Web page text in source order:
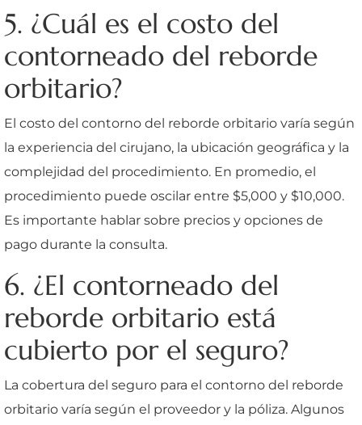
5. ¿Cuál es el costo del
contorneado del reborde
orbitario?
El costo del contorno del reborde orbitario varía según
la experiencia del cirujano, la ubicación geográfica y la
complejidad del procedimiento. En promedio, el
procedimiento puede oscilar entre $5,000 y $10,000.
Es importante hablar sobre precios y opciones de
pago durante la consulta.
6. ¿El contorneado del
reborde orbitario está
cubierto por el seguro?
La cobertura del seguro para el contorno del reborde
orbitario varía según el proveedor y la póliza. Algunos